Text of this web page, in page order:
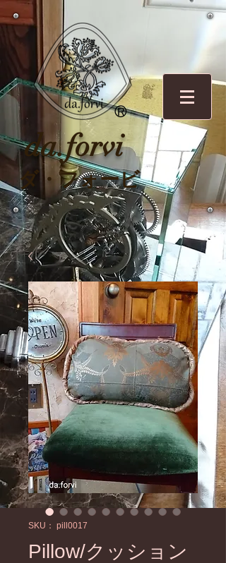
R
O
da.forvi
ダ・フォービ
SKU： pill0017
Pillow/クッション